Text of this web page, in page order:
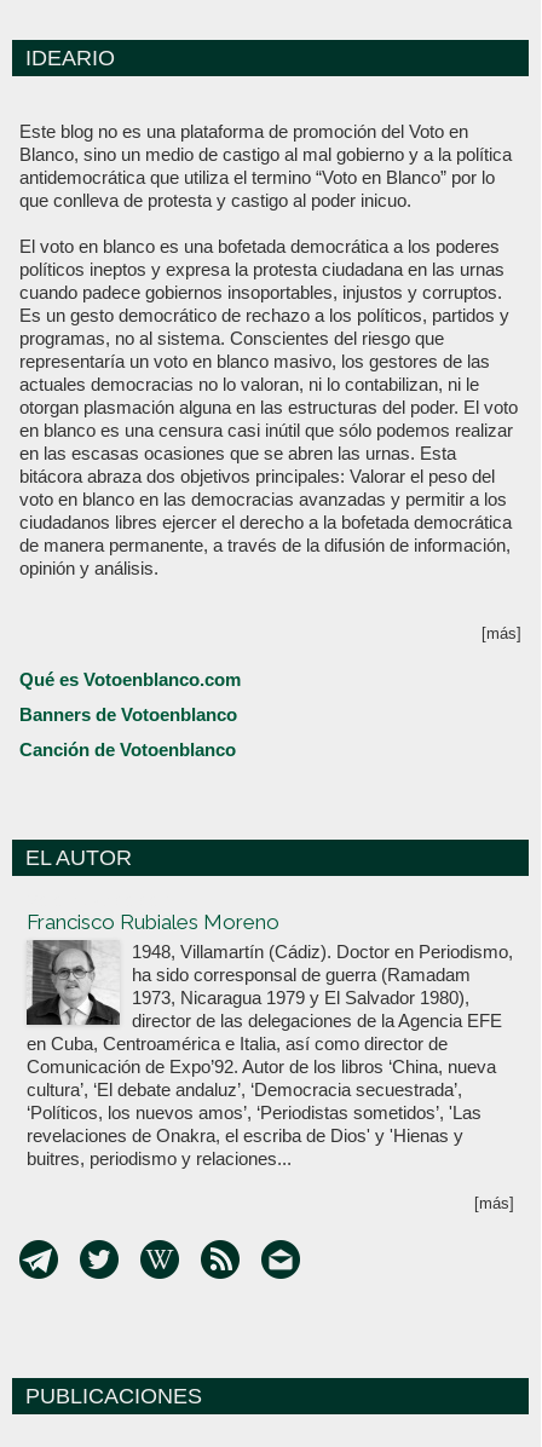
IDEARIO
Este blog no es una plataforma de promoción del Voto en
Blanco, sino un medio de castigo al mal gobierno y a la política
antidemocrática que utiliza el termino “Voto en Blanco” por lo
que conlleva de protesta y castigo al poder inicuo.
El voto en blanco es una bofetada democrática a los poderes
políticos ineptos y expresa la protesta ciudadana en las urnas
cuando padece gobiernos insoportables, injustos y corruptos.
Es un gesto democrático de rechazo a los políticos, partidos y
programas, no al sistema. Conscientes del riesgo que
representaría un voto en blanco masivo, los gestores de las
actuales democracias no lo valoran, ni lo contabilizan, ni le
otorgan plasmación alguna en las estructuras del poder. El voto
en blanco es una censura casi inútil que sólo podemos realizar
en las escasas ocasiones que se abren las urnas. Esta
bitácora abraza dos objetivos principales: Valorar el peso del
voto en blanco en las democracias avanzadas y permitir a los
ciudadanos libres ejercer el derecho a la bofetada democrática
de manera permanente, a través de la difusión de información,
opinión y análisis.
[más]
Qué es Votoenblanco.com
Banners de Votoenblanco
Canción de Votoenblanco
EL AUTOR
Francisco Rubiales Moreno
1948, Villamartín (Cádiz). Doctor en Periodismo,
ha sido corresponsal de guerra (Ramadam
1973, Nicaragua 1979 y El Salvador 1980),
director de las delegaciones de la Agencia EFE
en Cuba, Centroamérica e Italia, así como director de
Comunicación de Expo’92. Autor de los libros ‘China, nueva
cultura’, ‘El debate andaluz’, ‘Democracia secuestrada’,
‘Políticos, los nuevos amos’, ‘Periodistas sometidos’, 'Las
revelaciones de Onakra, el escriba de Dios' y 'Hienas y
buitres, periodismo y relaciones...
[más]
PUBLICACIONES